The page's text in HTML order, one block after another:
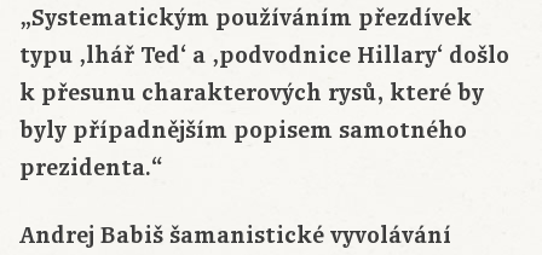
„Systematickým používáním přezdívek
typu ‚lhář Ted‘ a ‚podvodnice Hillary‘ došlo
k přesunu charakterových rysů, které by
byly případnějším popisem samotného
prezidenta.“
Andrej Babiš šamanistické vyvolávání